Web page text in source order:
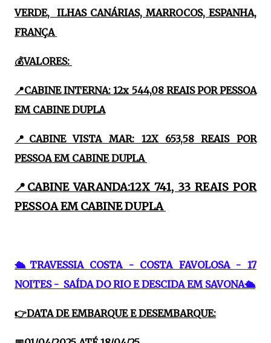
VERDE, ILHAS CANÁRIAS, MARROCOS, ESPANHA,
FRANÇA
💰VALORES:
📍CABINE INTERNA: 12x 544,08 REAIS POR PESSOA
EM CABINE DUPLA
📍CABINE VISTA MAR: 12X 653,58 REAIS POR
PESSOA EM CABINE DUPLA
📍CABINE VARANDA:12X 741, 33 REAIS POR
PESSOA EM CABINE DUPLA
🛳TRAVESSIA COSTA - COSTA FAVOLOSA - 17
NOITES - SAÍDA DO RIO E DESCIDA EM SAVONA🛳
👉DATA DE EMBARQUE E DESEMBARQUE: